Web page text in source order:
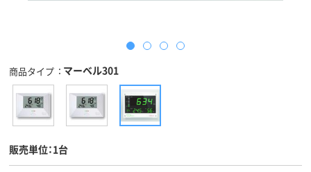
商品タイプ マーベル301
販売単位：1台